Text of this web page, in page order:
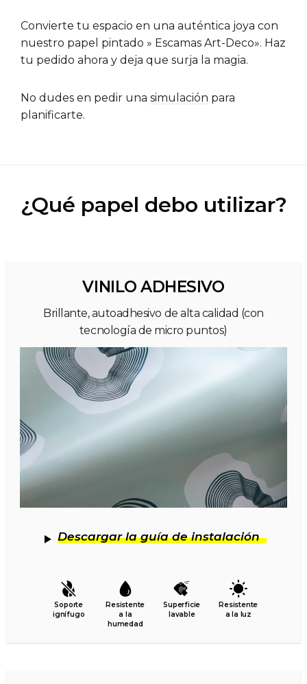
Convierte tu espacio en una auténtica joya con
nuestro papel pintado » Escamas Art-Deco». Haz
tu pedido ahora y deja que surja la magia.
No dudes en pedir una simulación para
planificarte.
¿Qué papel debo utilizar?
VINILO ADHESIVO
Brillante, autoadhesivo de alta calidad (con
tecnología de micro puntos)
Descargar la guía de instalación
Soporte
ignífugo
Resistente
a la
humedad
Superficie
lavable
Resistente
a la luz